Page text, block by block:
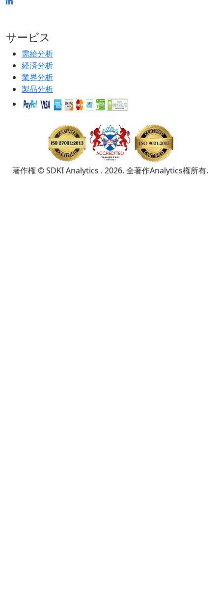
サービス
需給分析
経済分析
業界分析
製品分析
著作権 © SDKI Analytics . 2026. 全著作Analytics権所有.